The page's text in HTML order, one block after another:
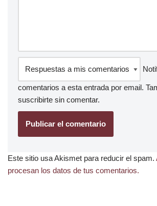
comentarios a esta entrada por email.
suscribirte sin comentar.
Este sitio usa Akismet para reducir el spam.
procesan los datos de tus comentarios.